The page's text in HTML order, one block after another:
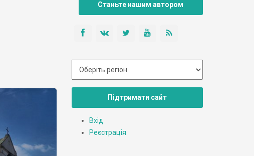
Станьте нашим автором
Підтримати сайт
Вхід
Реєстрація